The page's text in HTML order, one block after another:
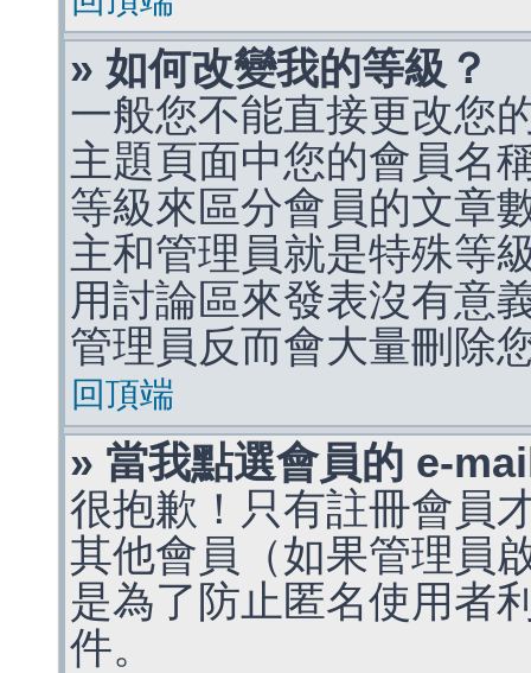
» 如何改變我的等級？
一般您不能直接更改您
主題頁面中您的會員名
等級來區分會員的文章
主和管理員就是特殊等
用討論區來發表沒有意
管理員反而會大量刪除
回頂端
» 當我點選會員的 e-
很抱歉！只有註冊會員
其他會員（如果管理員
是為了防止匿名使用者
件。